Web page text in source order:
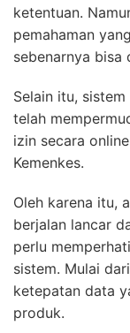
ketentuan.
pemahaman
sebenarnya bisa
Selain itu,
telah
izin secara
Kemenkes.
Oleh karena itu,
berjalan lancar
perlu
sistem. Mulai
ketepatan data
produk.